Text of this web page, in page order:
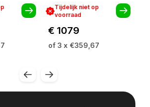
Tijdelijk niet op
voorraad
€ 1079
of 3 x €359,67